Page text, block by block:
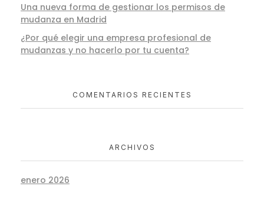
Una nueva forma de gestionar los permisos de
mudanza en Madrid
¿Por qué elegir una empresa profesional de
mudanzas y no hacerlo por tu cuenta?
COMENTARIOS RECIENTES
ARCHIVOS
enero 2026